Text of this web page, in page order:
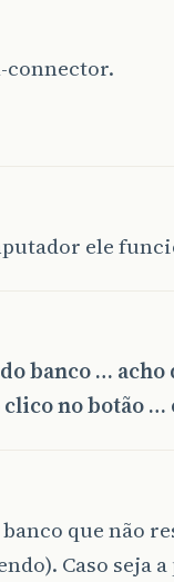
connector.
ele
banco …
no botão
que não
Caso seja